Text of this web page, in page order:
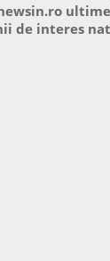
de interes